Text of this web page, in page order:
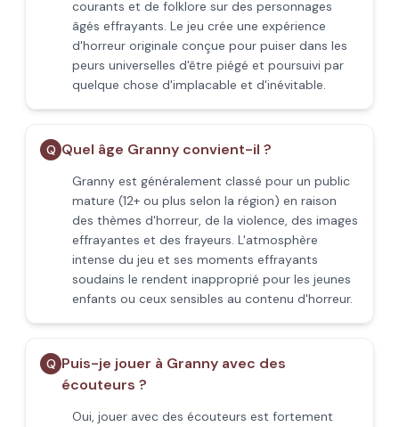
courants et de folklore sur des personnages
âgés effrayants. Le jeu crée une expérience
d'horreur originale conçue pour puiser dans les
peurs universelles d'être piégé et poursuivi par
quelque chose d'implacable et d'inévitable.
Q Quel âge Granny convient-il ?
Granny est généralement classé pour un public
mature (12+ ou plus selon la région) en raison
des thèmes d'horreur, de la violence, des images
effrayantes et des frayeurs. L'atmosphère
intense du jeu et ses moments effrayants
soudains le rendent inapproprié pour les jeunes
enfants ou ceux sensibles au contenu d'horreur.
Q Puis-je jouer à Granny avec des
écouteurs ?
Oui, jouer avec des écouteurs est fortement